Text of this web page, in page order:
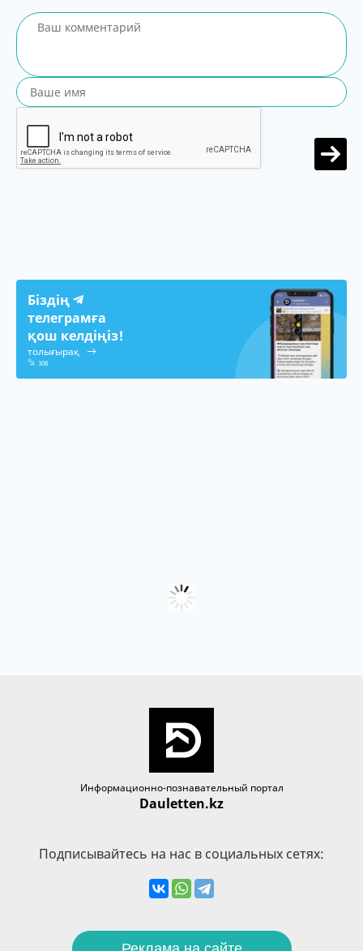
Біздің
телеграмға
қош келдіңіз!
толығырақ
308
Информационно-познавательный портал
Dauletten.kz
Подписывайтесь на нас в социальных сетях: